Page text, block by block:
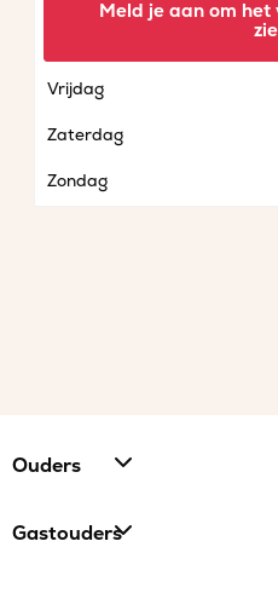
Vrijdag
Zaterdag
Zondag
Meld je aan om
Ouders
Gastouders